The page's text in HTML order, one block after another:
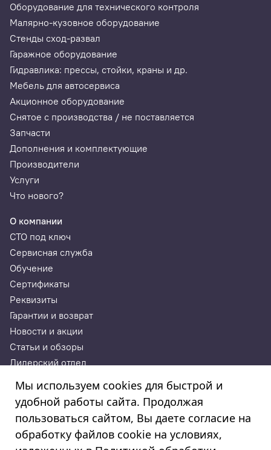
Оборудование для технического контроля
Малярно-кузовное оборудование
Стенды сход-развал
Гаражное оборудование
Гидравлика: прессы, стойки, краны и др.
Мебель для автосервиса
Акционное оборудование
Снятое с производства / не поставляется
Запчасти
Дополнения и комплектующие
Производители
Услуги
Что нового?
О компании
СТО под ключ
Сервисная служба
Обучение
Сертификаты
Реквизиты
Гарантии и возврат
Новости и акции
Статьи и обзоры
Дилерский отдел
ИП Годунова Лариса Леонидовна
ИНН 532108772827, ОГРНИП 308532130300022, ОКПО
308532130300022
Мы используем cookies для быстрой и
удобной работы сайта. Продолжая
пользоваться сайтом, Вы даете согласие на
обработку файлов cookie на условиях,